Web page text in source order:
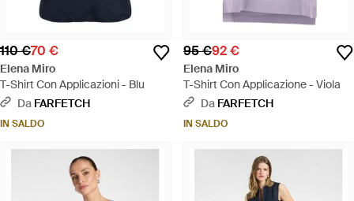
110 €70 €
Elena Miro
T-Shirt Con Applicazioni - Blu
Da FARFETCH
IN SALDO
95 €92 €
Elena Miro
T-Shirt Con Applicazione - Viola
Da FARFETCH
IN SALDO